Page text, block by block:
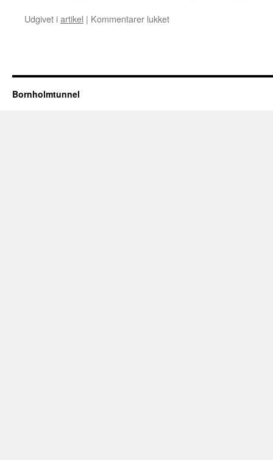
Udgivet iartikel | Kommentarer lukkettil
tabu
Bornholmtunnel